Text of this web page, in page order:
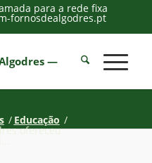
para a rede fixa
fornosdealgodres.pt
/ Educação /
ofereceu